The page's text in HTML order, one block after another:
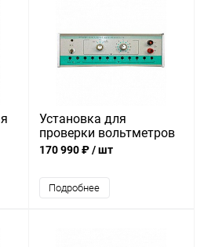
Установка для
проверки вольтметров
В1-19
170 990 ₽/ шт
Подробнее